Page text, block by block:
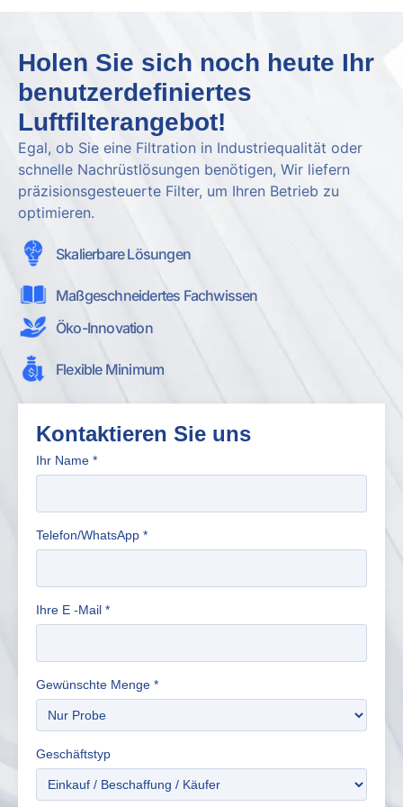
Holen Sie sich noch heute Ihr
benutzerdefiniertes
Luftfilterangebot!
Egal, ob Sie eine Filtration in Industriequalität oder
schnelle Nachrüstlösungen benötigen, Wir liefern
präzisionsgesteuerte Filter, um Ihren Betrieb zu
optimieren.
Skalierbare Lösungen
Maßgeschneidertes Fachwissen
Öko-Innovation
Flexible Minimum
Kontaktieren Sie uns
Ihr Name *
Telefon/WhatsApp *
Ihre E -Mail *
Gewünschte Menge *
Geschäftstyp